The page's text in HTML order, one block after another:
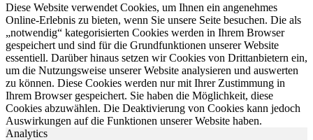
Diese Website verwendet Cookies, um Ihnen ein angenehmes
Online-Erlebnis zu bieten, wenn Sie unsere Seite besuchen. Die als
„notwendig“ kategorisierten Cookies werden in Ihrem Browser
gespeichert und sind für die Grundfunktionen unserer Website
essentiell. Darüber hinaus setzen wir Cookies von Drittanbietern ein,
um die Nutzungsweise unserer Website analysieren und auswerten
zu können. Diese Cookies werden nur mit Ihrer Zustimmung in
Ihrem Browser gespeichert. Sie haben die Möglichkeit, diese
Cookies abzuwählen. Die Deaktivierung von Cookies kann jedoch
Auswirkungen auf die Funktionen unserer Website haben.
Analytics